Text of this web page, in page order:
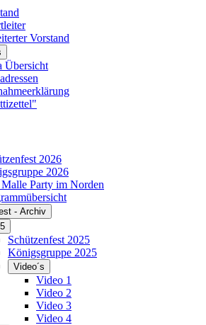
Vorstand
Übersicht
2026
2026
Party im Norden
- Archiv
Schützenfest 2025
Königsgruppe 2025
Video´s
Video 1
Video 2
Video 3
Video 4